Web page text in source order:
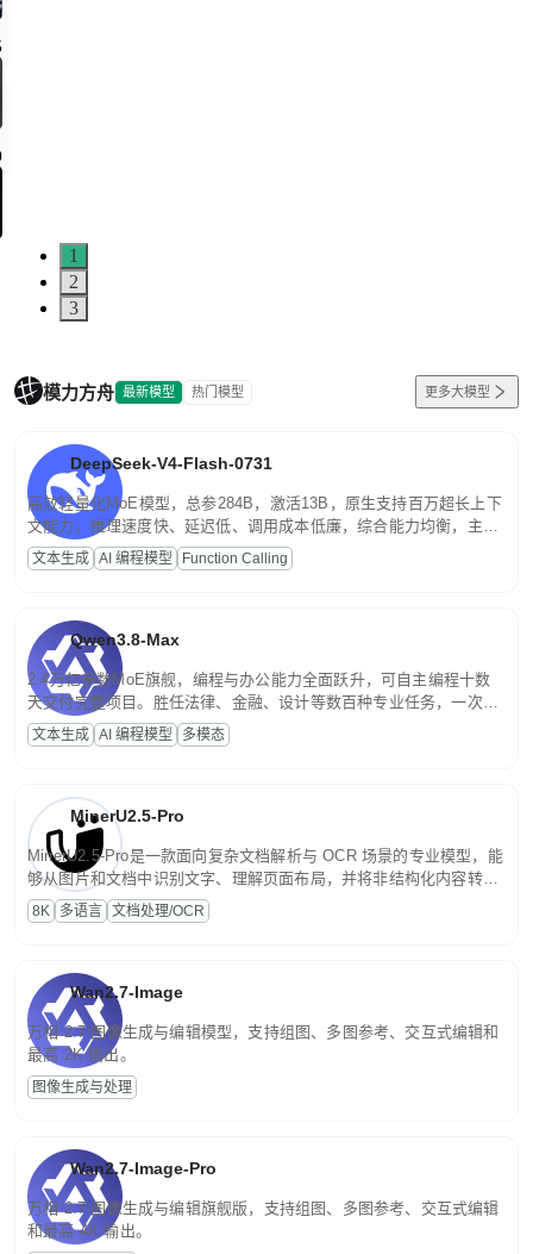
1
2
3
模力方舟 最新模型 热门模型 更多大模型
DeepSeek-V4-Flash-0731
高效轻量化MoE模型，总参284B，激活13B，原生支持百万超长上下
文能力。推理速度快、延迟低、调用成本低廉，综合能力均衡，主打
高并发、轻量化任务，适合日常对话、内容创作、基础 RAG、批量
文案处理等普惠刚需场景。
文本生成 AI 编程模型 Function Calling
Qwen3.8-Max
2.4万亿参数MoE旗舰，编程与办公能力全面跃升，可自主编程十数
天交付完整项目。胜任法律、金融、设计等数百种专业任务，一次对
话端到端交付生产级成果。原生视觉理解贯穿规划、执行与验证全流
程，支持超长文档与长视频的深度语义解析。长程任务中自主规划与
文本生成 AI 编程模型 多模态
MinerU2.5-Pro
MinerU2.5-Pro是一款面向复杂文档解析与 OCR 场景的专业模型，能
够从图片和文档中识别文字、理解页面布局，并将非结构化内容转换
为便于存储、检索和二次处理的结构化结果。
8K 多语言 文档处理/OCR
Wan2.7-Image
万相 2.7 图像生成与编辑模型，支持组图、多图参考、交互式编辑和
最高 2K 输出。
图像生成与处理
Wan2.7-Image-Pro
万相 2.7 图像生成与编辑旗舰版，支持组图、多图参考、交互式编辑
和最高 4K 输出。